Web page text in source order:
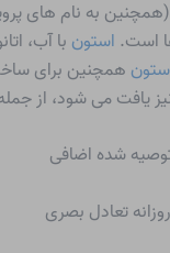
است. استون با آب،
همچنین برای
یافت می شود، از
شده اضافی
تعادل بصری